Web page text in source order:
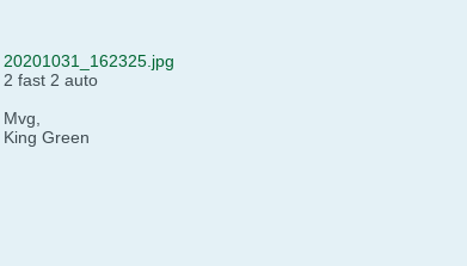
20201031_162325.jpg
2 fast 2 auto
Mvg,
King Green